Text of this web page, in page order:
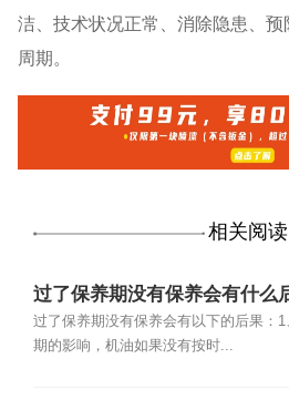
洁、技术状况正常、消除隐患、
周期。
相关阅读
过了保养期没有保养会有什么
过了保养期没有保养会有以下的后果：1
期的影响，机油如果没有按时...